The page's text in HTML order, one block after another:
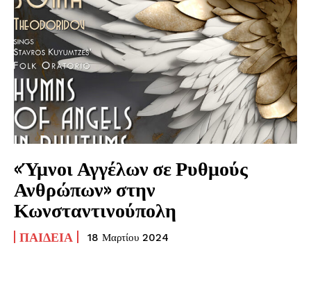
«Ύμνοι Αγγέλων σε Ρυθμούς
Ανθρώπων» στην
Κωνσταντινούπολη
ΠΑΙΔΕΊΑ 18 Μαρτίου 2024